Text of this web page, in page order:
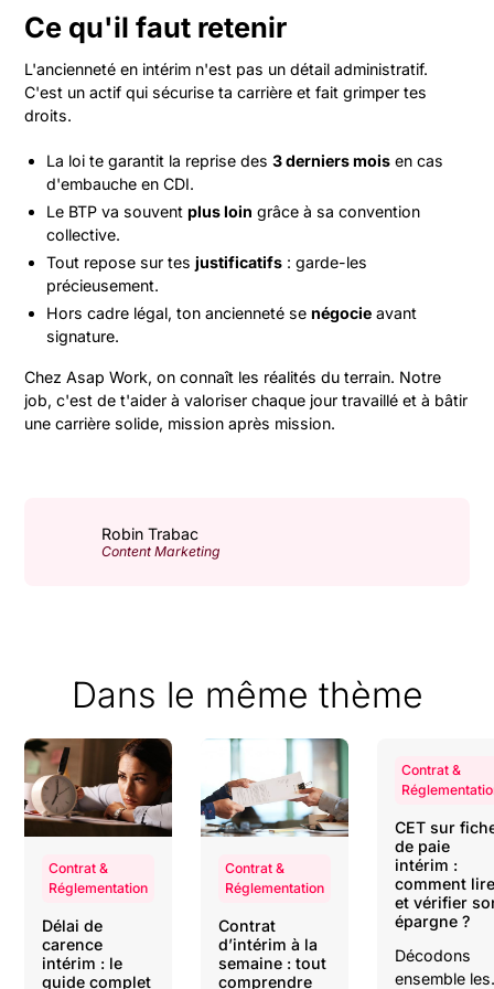
Ce qu'il faut retenir
L'ancienneté en intérim n'est pas un détail administratif.
C'est un actif qui sécurise ta carrière et fait grimper tes
droits.
La loi te garantit la reprise des3 derniers mois en cas
d'embauche en CDI.
Le BTP va souventplus loin grâce à sa convention
collective.
Tout repose sur tesjustificatifs : garde-les
précieusement.
Hors cadre légal, ton ancienneté senégocie avant
signature.
Chez Asap Work, on connaît les réalités du terrain. Notre
job, c'est de t'aider à valoriser chaque jour travaillé et à bâtir
une carrière solide, mission après mission.
Robin Trabac
Content Marketing
Dans le même thème
Contrat &
Réglementation
Délai de
carence
intérim : le
guide complet
Contrat &
Réglementation
Contrat
d’intérim à la
semaine : tout
comprendre
Contrat &
CET sur
de paie
intérim :
comment
et vérifier
épargne ?
Décodons
ensemble les